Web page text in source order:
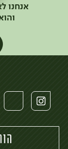
אנחנו